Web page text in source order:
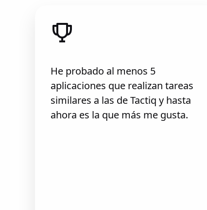
He probado al menos 5
aplicaciones que realizan tareas
similares a las de Tactiq y hasta
ahora es la que más me gusta.